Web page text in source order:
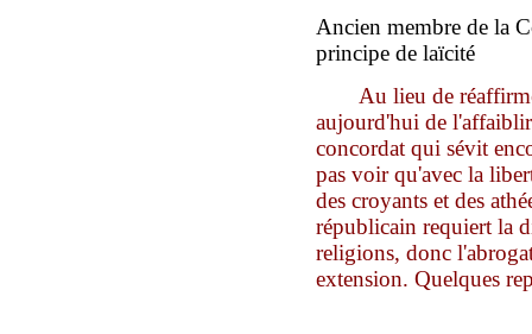
Ancien membre de la
principe de laïcité
Au lieu de
aujourd'hui de
concordat qui sévit
pas voir qu'avec la
des croyants et des
républicain requiert la
religions, donc
extension. Quelques